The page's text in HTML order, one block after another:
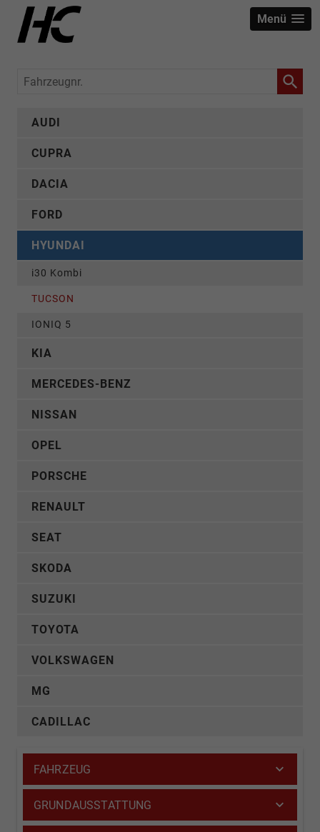
Menü
Fahrzeugnr.
AUDI
CUPRA
DACIA
FORD
HYUNDAI
i30 Kombi
TUCSON
IONIQ 5
KIA
MERCEDES-BENZ
NISSAN
OPEL
PORSCHE
RENAULT
SEAT
SKODA
SUZUKI
TOYOTA
VOLKSWAGEN
MG
CADILLAC
FAHRZEUG
GRUNDAUSSTATTUNG